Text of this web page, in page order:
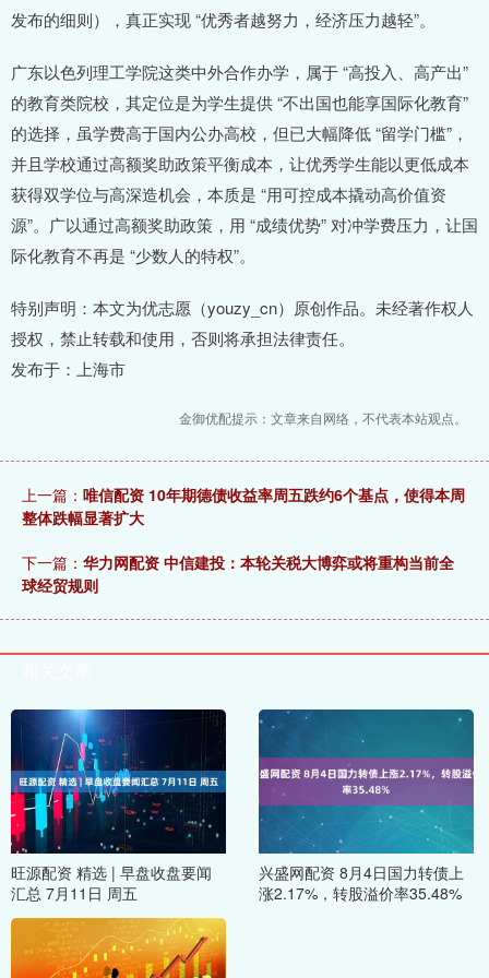
发布的细则），真正实现 “优秀者越努力，经济压力越轻”。
广东以色列理工学院这类中外合作办学，属于 “高投入、高产出”
的教育类院校，其定位是为学生提供 “不出国也能享国际化教育”
的选择，虽学费高于国内公办高校，但已大幅降低 “留学门槛”，
并且学校通过高额奖助政策平衡成本，让优秀学生能以更低成本
获得双学位与高深造机会，本质是 “用可控成本撬动高价值资
源”。广以通过高额奖助政策，用 “成绩优势” 对冲学费压力，让国
际化教育不再是 “少数人的特权”。
特别声明：本文为优志愿（youzy_cn）原创作品。未经著作权人
授权，禁止转载和使用，否则将承担法律责任。
发布于：上海市
金御优配提示：文章来自网络，不代表本站观点。
上一篇： 唯信配资 10年期德债收益率周五跌约6个基点，使得本周
整体跌幅显著扩大
下一篇： 华力网配资 中信建投：本轮关税大博弈或将重构当前全
球经贸规则
旺源配资 精选 | 早盘收盘要闻
汇总 7月11日 周五
兴盛网配资 8月4日国力转债上
涨2.17%，转股溢价率35.48%